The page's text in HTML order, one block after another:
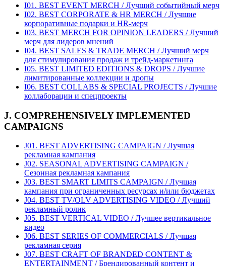
I01. BEST EVENT MERCH / Лучший событийный мерч
I02. BEST CORPORATE & HR MERCH / Лучшие
корпоративные подарки и HR-мерч
I03. BEST MERCH FOR OPINION LEADERS / Лучший
мерч для лидеров мнений
I04. BEST SALES & TRADE MERCH / Лучший мерч
для стимулирования продаж и трейд-маркетинга
I05. BEST LIMITED EDITIONS & DROPS / Лучшие
лимитированные коллекции и дропы
I06. BEST COLLABS & SPECIAL PROJECTS / Лучшие
коллаборации и спецпроекты
J. COMPREHENSIVELY IMPLEMENTED
CAMPAIGNS
J01. BEST ADVERTISING CAMPAIGN / Лучшая
рекламная кампания
J02. SEASONAL ADVERTISING CAMPAIGN /
Сезонная рекламная кампания
J03. BEST SMART LIMITS CAMPAIGN / Лучшая
кампания при ограниченных ресурсах и/или бюджетах
J04. BEST TV/OLV ADVERTISING VIDEO / Лучший
рекламный ролик
J05. BEST VERTICAL VIDEO / Лучшее вертикальное
видео
J06. BEST SERIES OF COMMERCIALS / Лучшая
рекламная серия
J07. BEST CRAFT OF BRANDED CONTENT &
ENTERTAINMENT / Брендированный контент и